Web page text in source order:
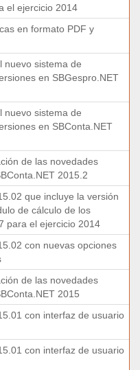
el ejercicio 2014
en formato PDF y
nuevo sistema de
en SBGespro.NET
nuevo sistema de
en SBConta.NET
de las novedades
2015.2
que incluye la versión
de cálculo de los
para el ejercicio 2014
con nuevas opciones
de las novedades
2015
con interfaz de usuario
con interfaz de usuario